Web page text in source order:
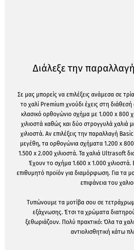
Διάλεξε την
Σε μας μπορείς να επιλέξεις ανάμεσα σε
το χαλί Premium χνούδι έχεις στη
κλασικό ορθογώνιο σχήμα με 1.000 x 800
χιλιοστά καθώς και δύο στρογγυλά χαλιά
χιλιοστά. Αν επιλέξεις την παραλλαγή Basic
μεγέθη, τα ορθογώνια σχήματα 1.200 x
1.500 x 2.000 χιλιοστά. Τα χαλιά Ultrasoft
Έχουν το σχήμα 1.600 x 1.000 χιλιοστά.
επιθυμητό προϊόν για διαμόρφωση. Για τα
επιφάνεια του
Τυπώνουμε τα μοτίβα σου σε
εξάχνωσης. Έτσι τα χρώματα
ξεθωριάζουν. Πολύ πρακτικό: Όλα τα
αντιολισθητική κάτω